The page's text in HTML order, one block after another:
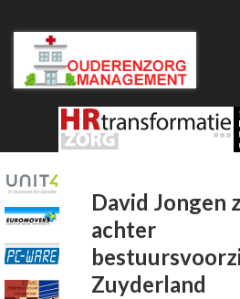
David Jongen
achter
Zuyderland